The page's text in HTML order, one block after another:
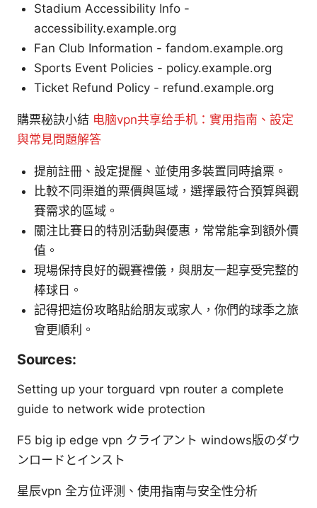
Stadium Accessibility Info -
accessibility.example.org
Fan Club Information - fandom.example.org
Sports Event Policies - policy.example.org
Ticket Refund Policy - refund.example.org
購票秘訣小結 电脑vpn共享给手机：實用指南、設定
與常見問題解答
提前註冊、設定提醒、並使用多裝置同時搶票。
比較不同渠道的票價與區域，選擇最符合預算與觀
賽需求的區域。
關注比賽日的特別活動與優惠，常常能拿到額外價
值。
現場保持良好的觀賽禮儀，與朋友一起享受完整的
棒球日。
記得把這份攻略貼給朋友或家人，你們的球季之旅
會更順利。
Sources:
Setting up your torguard vpn router a complete
guide to network wide protection
F5 big ip edge vpn クライアント windows版のダウ
ンロードとインスト
星辰vpn 全方位评测、使用指南与安全性分析